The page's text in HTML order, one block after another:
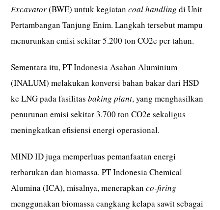
Excavator(BWE) untuk kegiatancoal handling di Unit
Pertambangan Tanjung Enim. Langkah tersebut mampu
menurunkan emisi sekitar 5.200 ton CO2e per tahun.
Sementara itu, PT Indonesia Asahan Aluminium
(INALUM) melakukan konversi bahan bakar dari HSD
ke LNG pada fasilitasbaking plant, yang menghasilkan
penurunan emisi sekitar 3.700 ton CO2e sekaligus
meningkatkan efisiensi energi operasional.
MIND ID juga memperluas pemanfaatan energi
terbarukan dan biomassa. PT Indonesia Chemical
Alumina (ICA), misalnya, menerapkanco-firing
menggunakan biomassa cangkang kelapa sawit sebagai